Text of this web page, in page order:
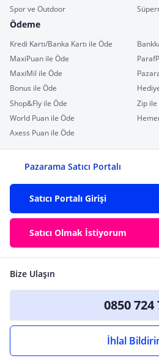
Spor ve Outdoor
Ödeme
Kredi Kartı/Banka Kartı ile Öde
MaxiPuan ile Öde
MaxiMil ile Öde
Bonus ile Öde
Shop&Fly ile Öde
Zip ile
World Puan ile Öde
Axess Puan ile Öde
Pazarama Satıcı Portalı
Satıcı Portalı Girişi
Satıcı Olmak İstiyorum
Bize Ulaşın
0850 724
İhlal